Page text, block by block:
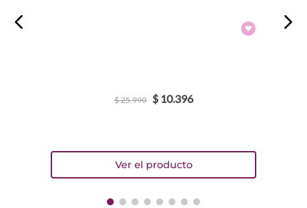
$25.990 $ 10.396